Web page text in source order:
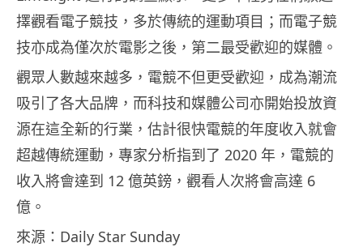
擇觀看電子競技，多於傳統的運動項目；而電子競
技亦成為僅次於電影之後，第二最受歡迎的媒體。
觀眾人數越來越多，電競不但更受歡迎，成為潮流
吸引了各大品牌，而科技和媒體公司亦開始投放資
源在這全新的行業，估計很快電競的年度收入就會
超越傳統運動，專家分析指到了 2020 年，電競的
收入將會達到 12 億英鎊，觀看人次將會高達 6
億。
來源：Daily Star Sunday